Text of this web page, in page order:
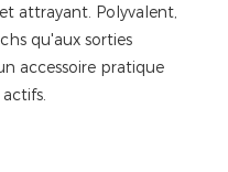
attrayant. Polyvalent,
qu'aux sorties
accessoire pratique